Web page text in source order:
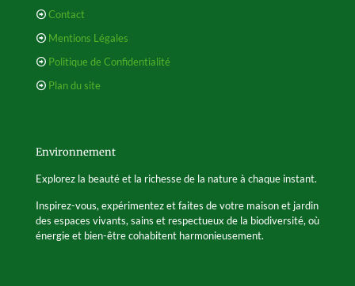
Contact
Mentions Légales
Politique de Confidentialité
Plan du site
Environnement
Explorez la beauté et la richesse de la nature à chaque instant.
Inspirez-vous, expérimentez et faites de votre maison et jardin
des espaces vivants, sains et respectueux de la biodiversité, où
énergie et bien-être cohabitent harmonieusement.